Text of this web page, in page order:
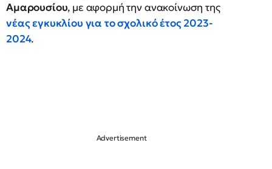
Αμαρουσίου, με αφορμή την ανακοίνωση της
νέας εγκυκλίου για το σχολικό έτος 2023-
2024.